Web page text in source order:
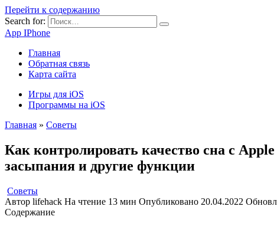
Перейти к содержанию
Search for:
App IPhone
Главная
Обратная связь
Карта сайта
Игры для iOS
Программы на iOS
Главная » Советы
Как контролировать качество сна с
засыпания и другие функции
Советы
Автор lifehack На чтение 13 мин Опубликовано 20.04.2022
Содержание